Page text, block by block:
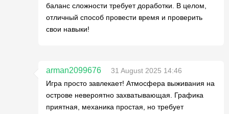
баланс сложности требует доработки. В целом,
отличный способ провести время и проверить
свои навыки!
arman2099676
31 August 2025 14:46
Игра просто завлекает! Атмосфера выживания на
острове невероятно захватывающая. Графика
приятная, механика простая, но требует